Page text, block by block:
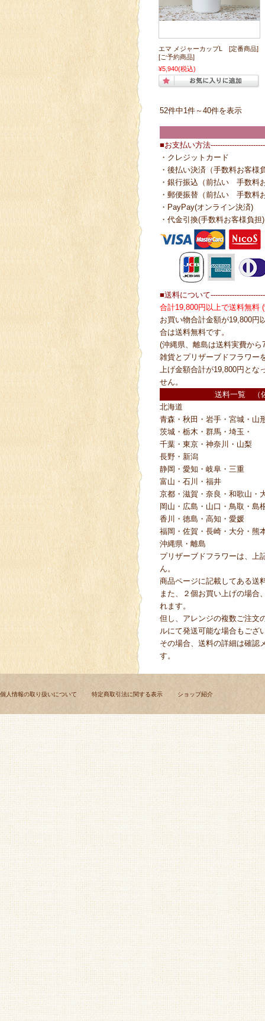
エマ メジャーカップL [定番商品]
[ご予約商品]
¥5,940(税込)
52件中1件～40件を表示
■お支払い方法
・クレジットカード
・後払い決済（手数料お客様
・銀行振込（前払い 手数料
・郵便振替（前払い 手数料
・PayPay(オンライン決済)
・代金引換(手数料お客様負担)
■送料について
合計19,800円以上で送料無料
お買い物合計金額が19,800円
合は送料無料です。
(沖縄県、離島は送料実費から
雑貨とプリザーブドフラワー
上げ金額合計が19,800円とな
せん。
送料一覧 （
北海道
青森・秋田・岩手・宮城・山
茨城・栃木・群馬・埼玉・
千葉・東京・神奈川・山梨
長野・新潟
静岡・愛知・岐阜・三重
富山・石川・福井
京都・滋賀・奈良・和歌山・
岡山・広島・山口・鳥取・島
香川・徳島・高知・愛媛
福岡・佐賀・長崎・大分・熊
沖縄県・離島
プリザーブドフラワーは、上
ん。
商品ページに記載してある送
また、２個お買い上げの場合
れます。
但し、アレンジの複数ご注文
ルにて発送可能な場合もござ
その場合、送料の詳細は確認
す。
個人情報の取り扱いについて 特定商取引法に関する表示 ショップ紹介